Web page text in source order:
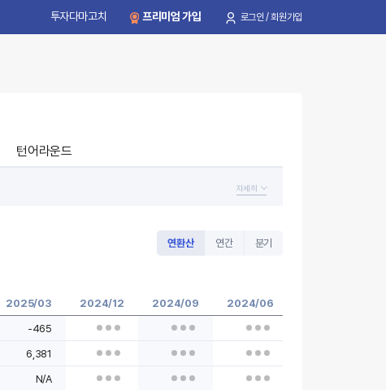
투자다마고치 프리미엄 가입 로그인 / 회원가입
턴어라운드
자세히
연환산 연간 분기
2025/03 2024/12 2024/09 2024/06
-465
6,381
N/A